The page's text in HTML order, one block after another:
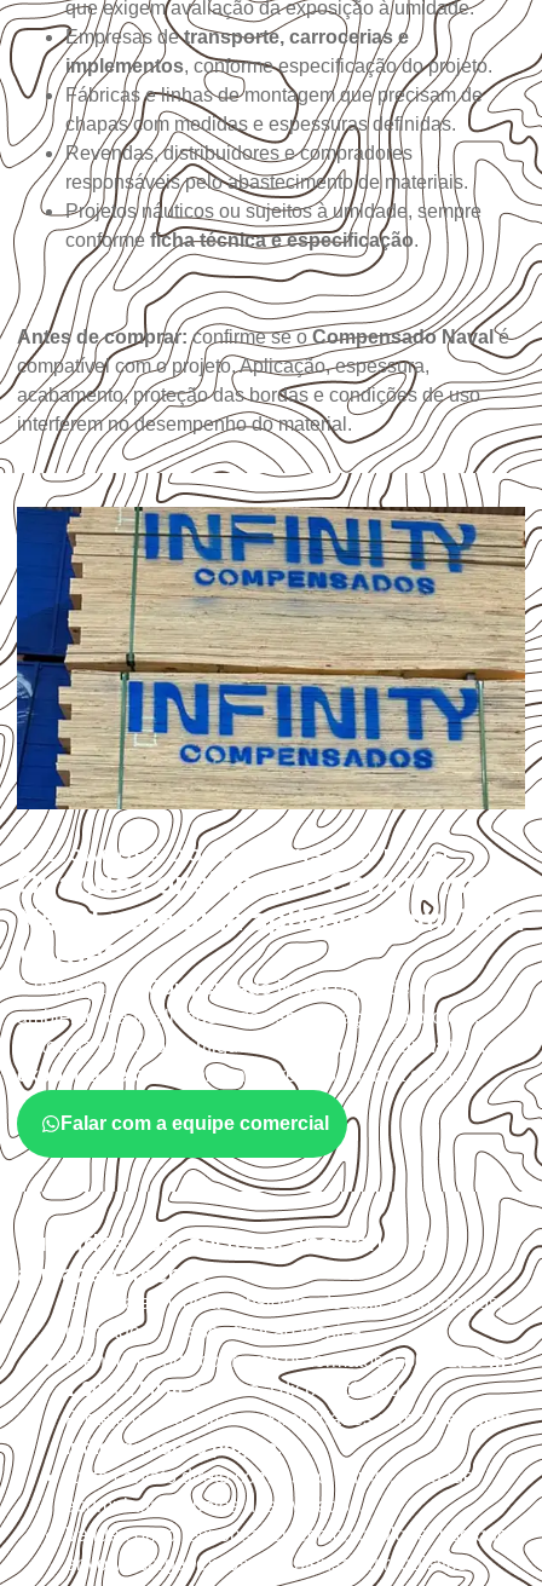
que exigem avaliação da exposição à umidade.
Empresas detransporte, carrocerias e
implementos, conforme especificação do projeto.
Fábricas e linhas de montagem que precisam de
chapas com medidas e espessuras definidas.
Revendas, distribuidores e compradores
responsáveis pelo abastecimento de materiais.
Projetos náuticos ou sujeitos à umidade, sempre
conforme ficha técnica e especificação.
Antes de comprar: confirme se o Compensado Naval é
compatível com o projeto. Aplicação, espessura,
acabamento, proteção das bordas e condições de uso
interferem no desempenho do material.
APLICAÇÕES DO COMPENSADO NAVAL
Quando considerar o Compensado
Naval para uma aplicação em Cana
Verde?
A utilização do Compensado Navaldepende do
ambiente, da finalidade e da especificação do projeto.
Antes da cotação, verifique a
espessura, o formato, a
exposição e o acabamento
previstos para a chapa.
Falar com a equipe comercial
Cuidados com corte, acabamento e
armazenamento
Escolha a medida considerando aplicação, apoios,
montagem e especificação técnica.
Planeje o corte conforme os formatos1,60 × 2,20 m e
1,60 × 2,50 m, sujeitos à disponibilidade.
Proteja cortes, furos e extremidades com aselagem
indicada para o projeto.
Evite contato direto com o solo, chuva, umidade
acumulada e apoios desnivelados.
Valide com o responsável técnico qualquer uso que
envolva carga, exposição intensa ou requisitos